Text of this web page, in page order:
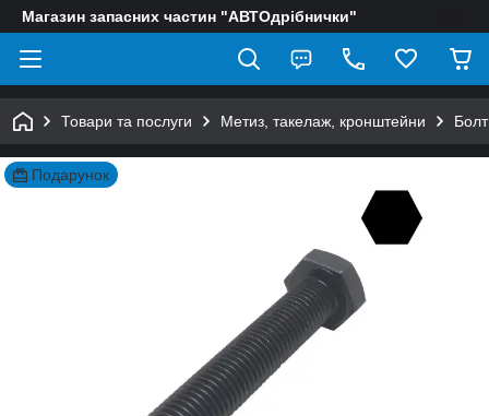
Магазин запасних частин "АВТОдрібнички"
Товари та послуги Метиз, такелаж, кронштейни
Подарунок